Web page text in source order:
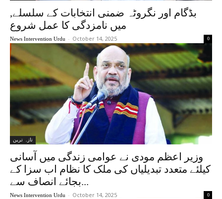
,بڈگام اور نگروٹہ ضمنی انتخابات کے سلسلے
میں نامزدگی کا عمل شروع
News Intervention Urdu - October 14, 2025 0
تازہ ترین
وزیر اعظم مودی نے عوامی زندگی میں آسانی
کیلئے متعدد تبدیلیاں کی ملک کا نظام اب سزا کے
بجائے انصاف سے...
News Intervention Urdu - October 14, 2025 0